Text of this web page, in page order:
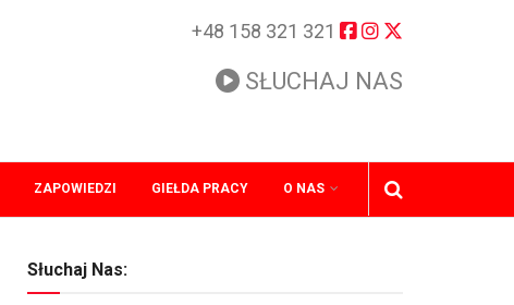
+48 158 321 321
SŁUCHAJ NAS
ZAPOWIEDZI GIEŁDA PRACY O NAS
Słuchaj Nas: